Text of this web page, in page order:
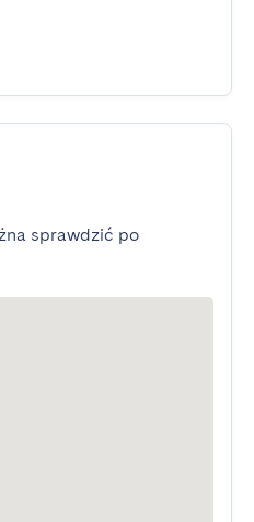
sprawdzić po